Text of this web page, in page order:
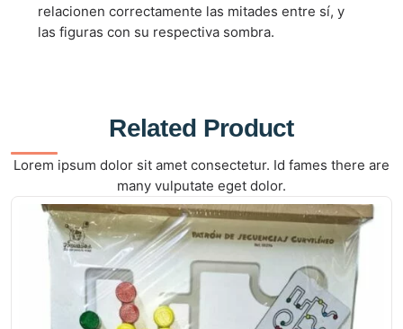
relacionen correctamente las mitades entre sí, y
las figuras con su respectiva sombra.
Related Product
Lorem ipsum dolor sit amet consectetur. Id fames there are
many vulputate eget dolor.